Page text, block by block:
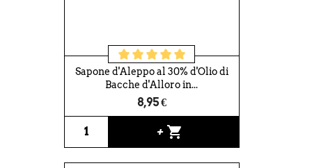
Sapone d'Aleppo al 30% d'Olio di
Bacche d'Alloro in...
8,95 €
+ shopping_cart